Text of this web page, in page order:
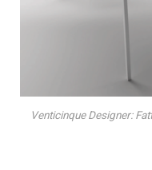
Venticinque Designer: